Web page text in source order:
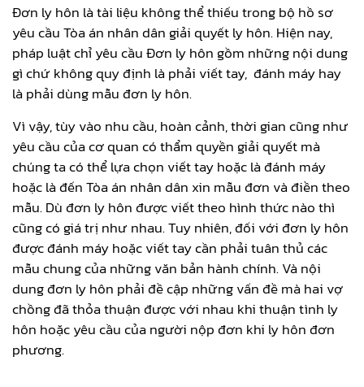
Đơn ly hôn là tài liệu không thể thiếu trong bộ hồ sơ
yêu cầu Tòa án nhân dân giải quyết ly hôn. Hiện nay,
pháp luật chỉ yêu cầu Đơn ly hôn gồm những nội dung
gì chứ không quy định là phải viết tay, đánh máy hay
là phải dùng mẫu đơn ly hôn.
Vì vậy, tùy vào nhu cầu, hoàn cảnh, thời gian cũng như
yêu cầu của cơ quan có thẩm quyền giải quyết mà
chúng ta có thể lựa chọn viết tay hoặc là đánh máy
hoặc là đến Tòa án nhân dân xin mẫu đơn và điền theo
mẫu. Dù đơn ly hôn được viết theo hình thức nào thì
cũng có giá trị như nhau. Tuy nhiên, đối với đơn ly hôn
được đánh máy hoặc viết tay cần phải tuân thủ các
mẫu chung của những văn bản hành chính. Và nội
dung đơn ly hôn phải đề cập những vấn đề mà hai vợ
chồng đã thỏa thuận được với nhau khi thuận tình ly
hôn hoặc yêu cầu của người nộp đơn khi ly hôn đơn
phương.